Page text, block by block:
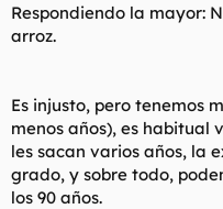
Respondiendo la mayor:
arroz.
Es injusto, pero tenemos
menos años), es habitual
les sacan varios años, la
grado, y sobre todo,
los 90 años.